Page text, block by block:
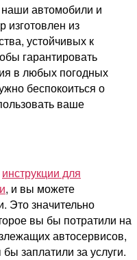
автомобили и
изготовлен из
устойчивых к
гарантировать
в любых погодных
беспокоиться о
ваше
инструкции для
, и вы можете
Это значительно
вы бы потратили на
автосервисов,
заплатили за услуги.